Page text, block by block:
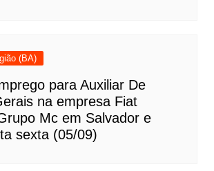
(BA)
para Auxiliar De
na empresa Fiat
Mc em Salvador e
sexta (05/09)